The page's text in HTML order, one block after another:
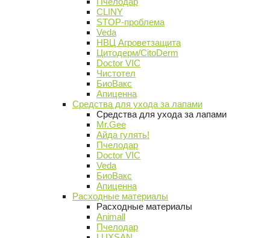
CLINY
STOP-проблема
Veda
НВЦ Агроветзащита
Цитодерм/CitoDerm
Doctor VIC
Чистотел
БиоВакс
Апиценна
Средства для ухода за лапами
Средства для ухода за лапами
Mr.Gee
Айда гулять!
Пчелодар
Doctor VIC
Veda
БиоВакс
Апиценна
Расходные материалы
Расходные материалы
Animall
Пчелодар